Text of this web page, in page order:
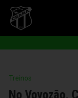
Treinos
No Vovozão,